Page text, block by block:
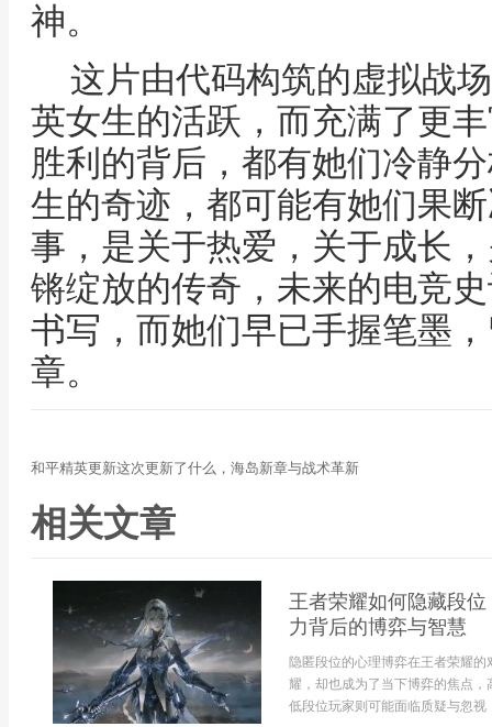
神。
这片由代码构筑的虚拟战
英女生的活跃，而充满了更
胜利的背后，都有她们冷静
生的奇迹，都可能有她们果
事，是关于热爱，关于成长
锵绽放的传奇，未来的电竞
书写，而她们早已手握笔墨
章。
和平精英更新这次更新了什么，海岛新章与战术革新
相关文章
王者荣耀如何隐藏段
力背后的博弈与智慧
隐匿段位的心理博弈在王者荣耀
耀，却也成为了当下博弈的焦点
低段位玩家则可能面临质疑与忽视